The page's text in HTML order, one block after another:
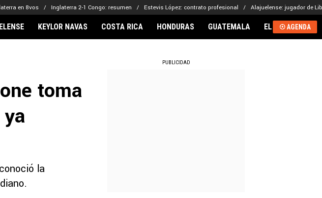
en 8vos Inglaterra 2-1 Congo: resumen Estevis López: contrato profesional Alajuelense: jugador de
Noticias
KEYLOR NAVAS COSTA RICA HONDURAS GUATEMALA EL SALVADOR
AGENDA
toma
la
PUBLICIDAD